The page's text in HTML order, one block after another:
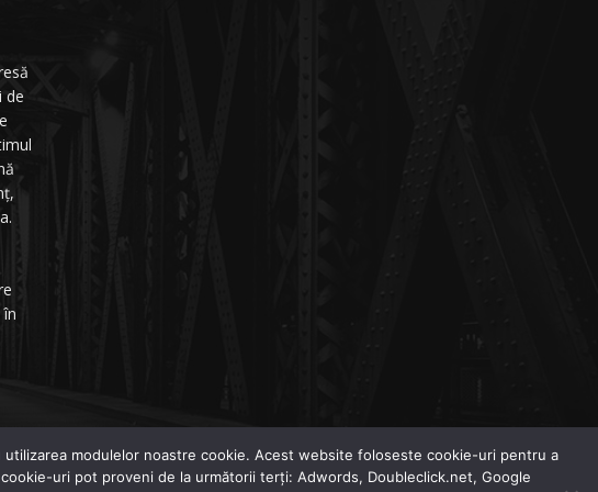
de
modulelor noastre cookie. Acest website foloseste cookie-uri pentru a
uri pot proveni de la următorii terți: Adwords, Doubleclick.net, Google